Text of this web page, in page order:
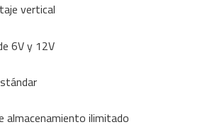
vertical
6V y 12V
almacenamiento ilimitado